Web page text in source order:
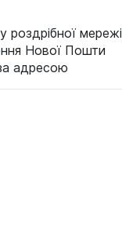
роздрібної мережі
Нової Пошти
адресою